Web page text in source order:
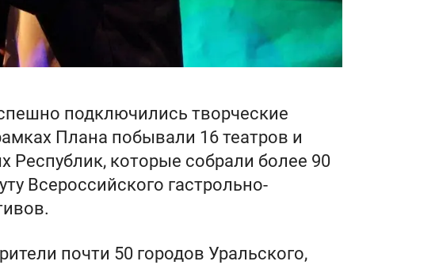
подключились творческие
Плана побывали 16 театров и
которые собрали более 90
Всероссийского гастрольно-
почти 50 городов Уральского,